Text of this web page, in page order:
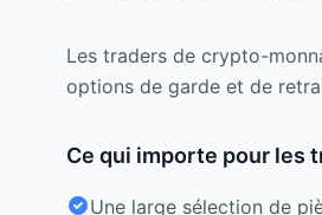
Les traders de crypto-
options de garde et de
Ce qui importe pour les
Une large sélection de